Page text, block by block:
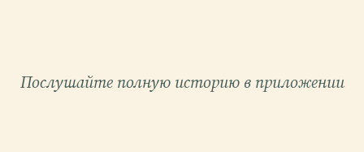
Послушайте полную историю в приложении